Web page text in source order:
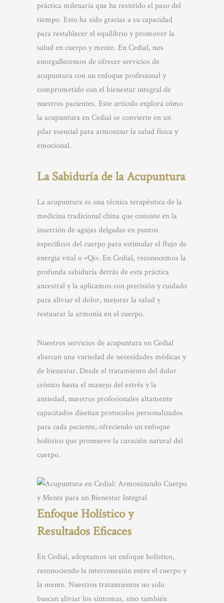
práctica milenaria que ha resistido el paso del
tiempo. Esto ha sido gracias a su capacidad
para restablecer el equilibrio y promover la
salud en cuerpo y mente. En Cedial, nos
enorgullecemos de ofrecer servicios de
acupuntura con un enfoque profesional y
comprometido con el bienestar integral de
nuestros pacientes. Este artículo explora cómo
la acupuntura en Cedial se convierte en un
pilar esencial para armonizar la salud física y
emocional.
La Sabiduría de la Acupuntura
La acupuntura es una técnica terapéutica de la
medicina tradicional china que consiste en la
inserción de agujas delgadas en puntos
específicos del cuerpo para estimular el flujo de
energía vital o «Qi». En Cedial, reconocemos la
profunda sabiduría detrás de esta práctica
ancestral y la aplicamos con precisión y cuidado
para aliviar el dolor, mejorar la salud y
restaurar la armonía en el cuerpo.
Nuestros servicios de acupuntura en Cedial
abarcan una variedad de necesidades médicas y
de bienestar. Desde el tratamiento del dolor
crónico hasta el manejo del estrés y la
ansiedad, nuestros profesionales altamente
capacitados diseñan protocolos personalizados
para cada paciente, ofreciendo un enfoque
holístico que promueve la curación natural del
cuerpo.
Enfoque Holístico y
Resultados Eficaces
En Cedial, adoptamos un enfoque holístico,
reconociendo la interconexión entre el cuerpo y
la mente. Nuestros tratamientos no solo
buscan aliviar los síntomas, sino también